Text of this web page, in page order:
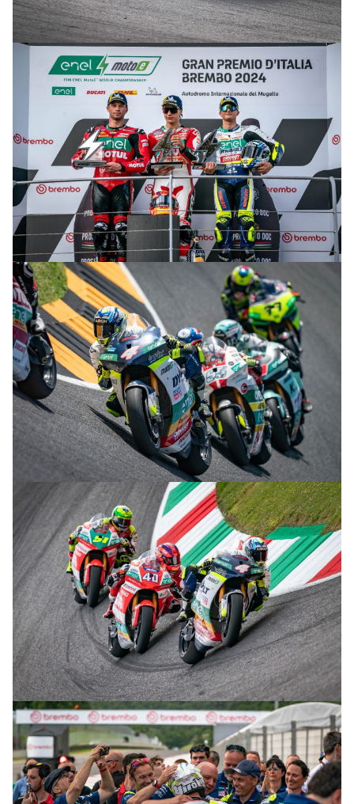
© R.Lekl & S.Wobser
© R.Lekl & S.Wobser
© R.Lekl & S.Wobser
© R.Lekl & S.Wobser